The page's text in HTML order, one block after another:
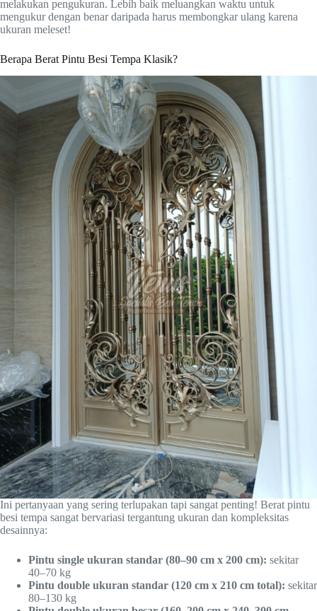
melakukan pengukuran. Lebih baik meluangkan waktu untuk
mengukur dengan benar daripada harus membongkar ulang karena
ukuran meleset!
Berapa Berat Pintu Besi Tempa Klasik?
Ini pertanyaan yang sering terlupakan tapi sangat penting! Berat pintu
besi tempa sangat bervariasi tergantung ukuran dan kompleksitas
desainnya:
Pintu single ukuran standar (80–90 cm x 200 cm): sekitar
40–70 kg
Pintu double ukuran standar (120 cm x 210 cm total): sekitar
80–130 kg